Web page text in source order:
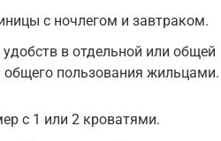
с ночлегом и завтраком.
в отдельной или общей
общего пользования жильцами.
с 1 или 2 кроватями.